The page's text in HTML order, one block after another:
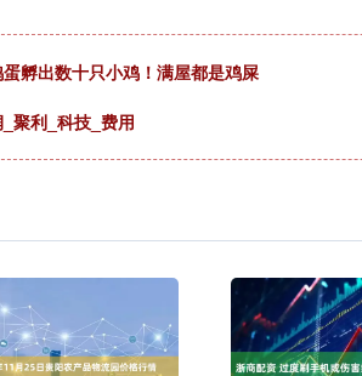
孵出数十只小鸡！满屋都是鸡屎
聚利_科技_费用